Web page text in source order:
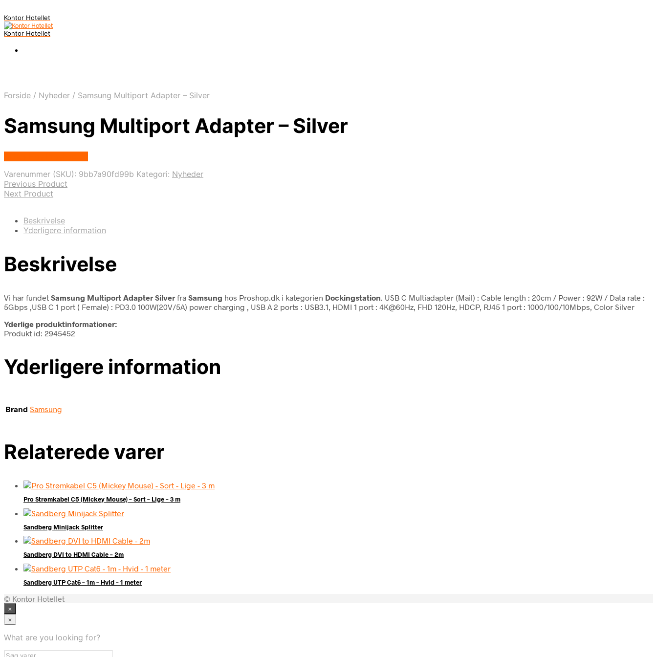
Kontor Hotellet
Kontor Hotellet
Forside / Nyheder / Samsung Multiport Adapter – Silver
Samsung Multiport Adapter – Silver
Varenummer (SKU): 9bb7a90fd99b Kategori: Nyheder
Previous Product
Next Product
Beskrivelse
Yderligere information
Beskrivelse
Vi har fundet Samsung Multiport Adapter Silver fra Samsung hos Proshop.dk i kategorien Dockingstation . USB C Multiadapter (Mail) : Cable length : 20cm / Power : 92W / Data rate :
5Gbps ,USB C 1 port ( Female) : PD3.0 100W(20V/5A) power charging , USB A 2 ports : USB3.1, HDMI 1 port : 4K@60Hz, FHD 120Hz, HDCP, RJ45 1 port : 1000/100/10Mbps, Color Silver
Yderlige produktinformationer:
Produkt id: 2945452
Yderligere information
Brand Samsung
Relaterede varer
Pro Strømkabel C5 (Mickey Mouse) – Sort – Lige – 3 m
Sandberg Minijack Splitter
Sandberg DVI to HDMI Cable – 2m
Sandberg UTP Cat6 – 1m – Hvid – 1 meter
© Kontor Hotellet
×
×
What are you looking for?